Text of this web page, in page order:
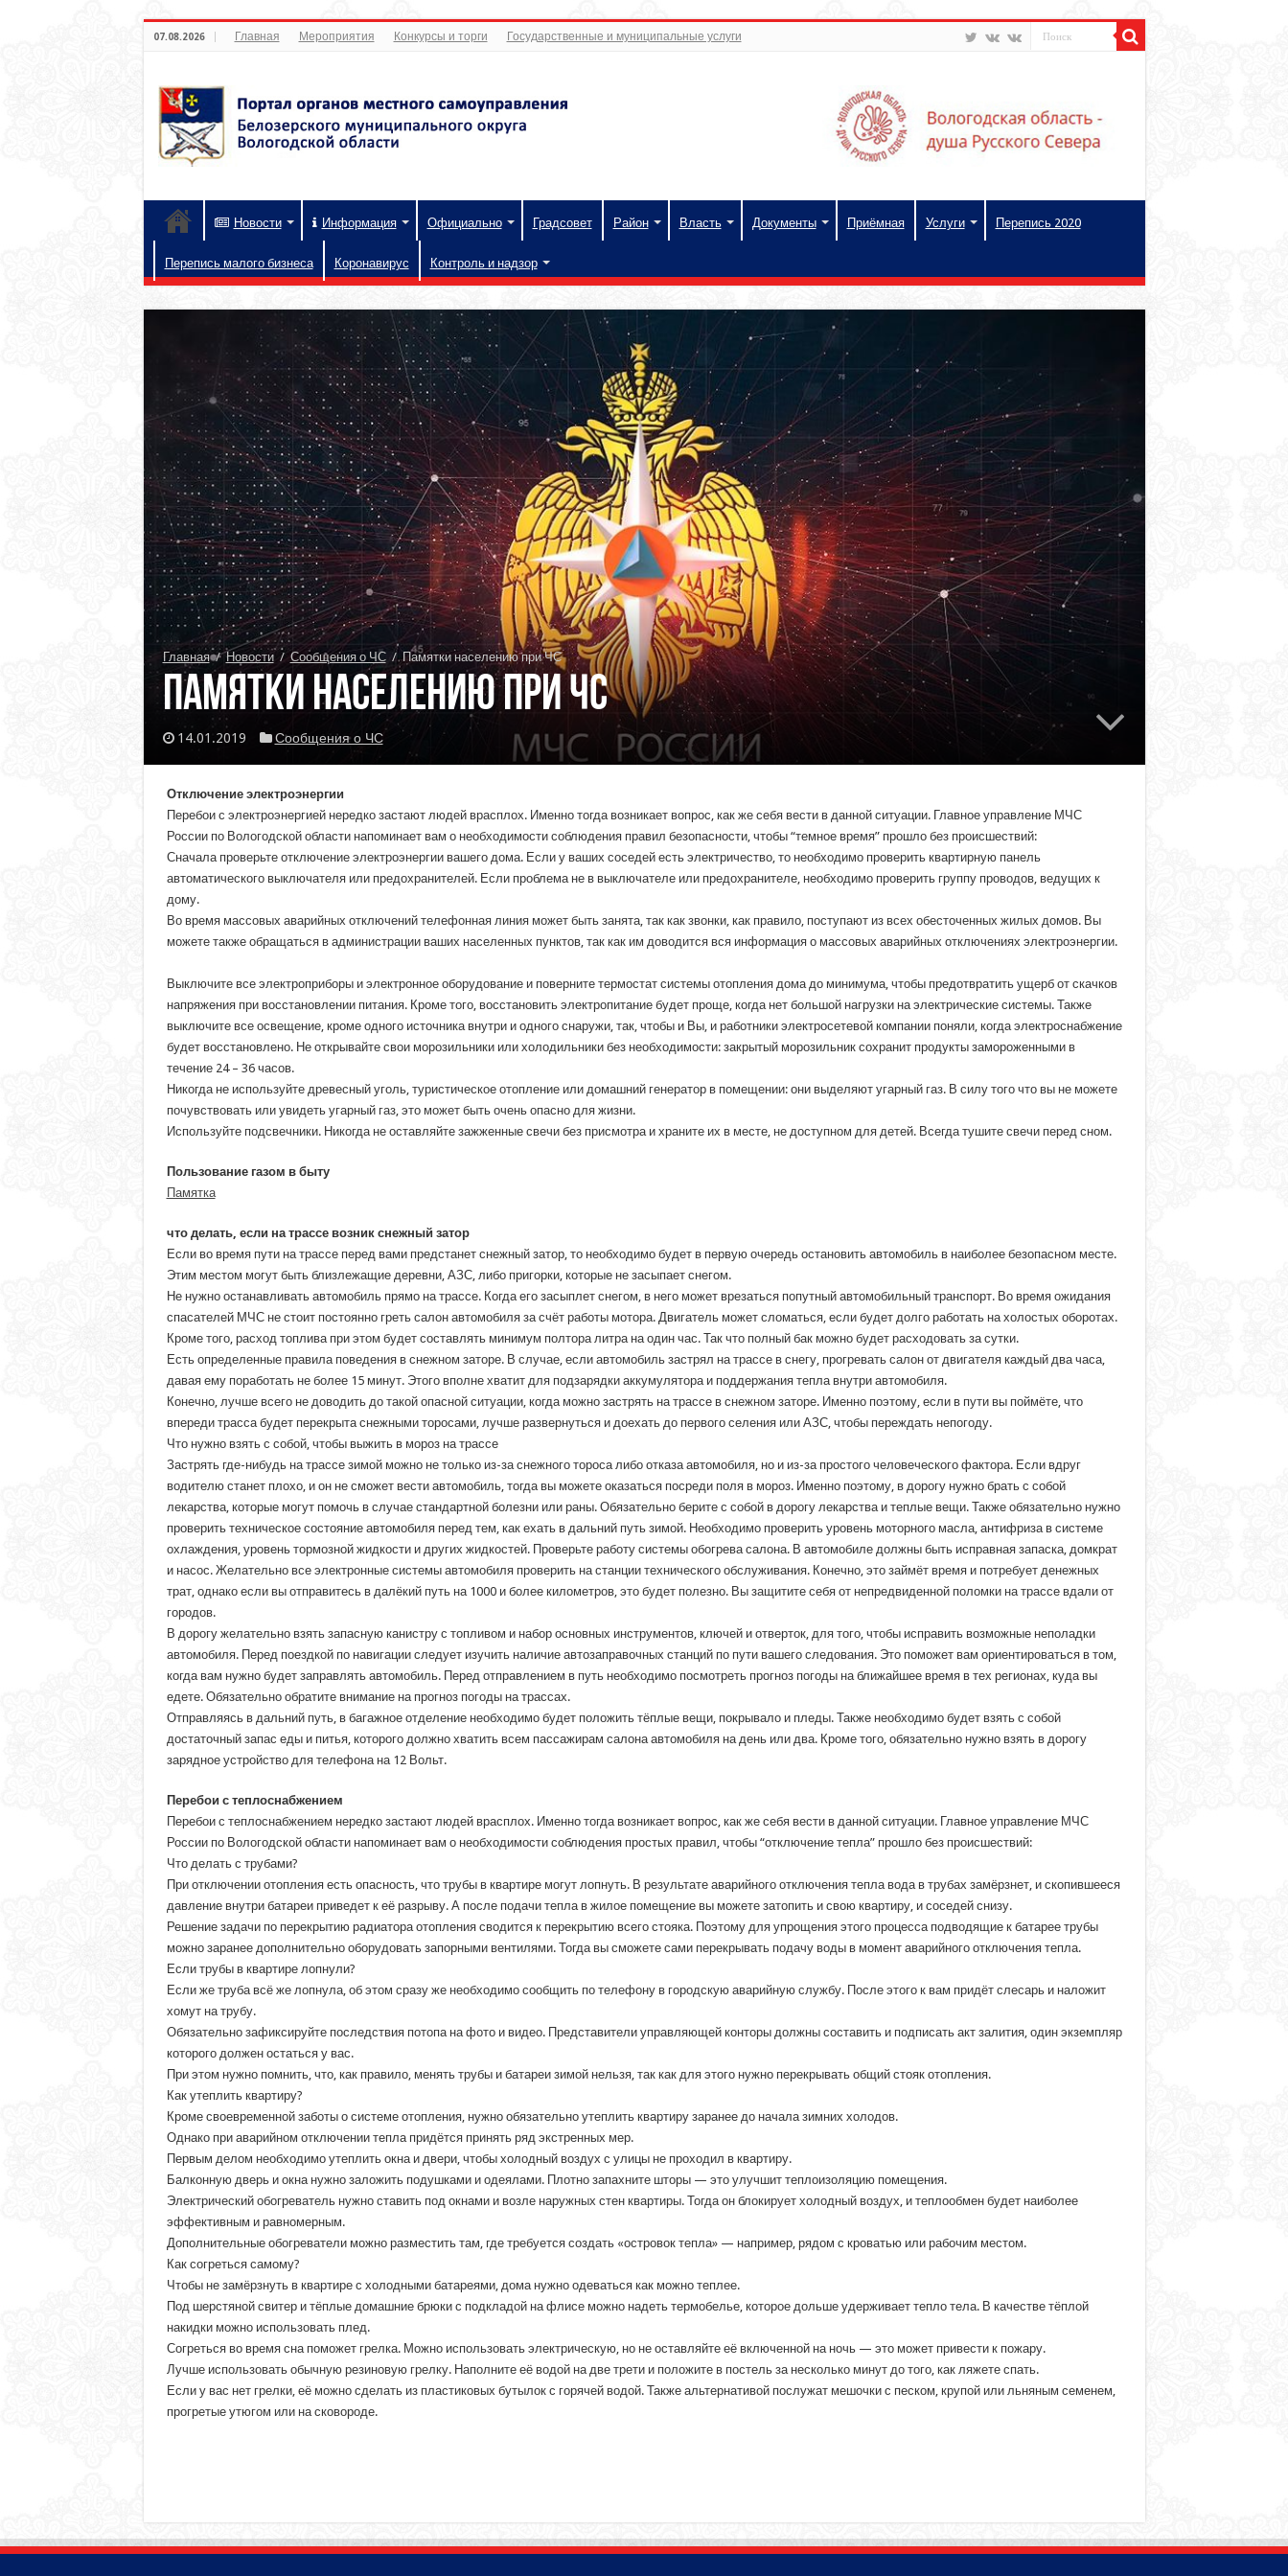
07.08.2026 Главная Мероприятия Конкурсы и торги Государственные и муниципальные услуги
Новости Информация Официально Градсовет Район Власть Документы Приёмная Услуги Перепись 2020
Перепись малого бизнеса Коронавирус Контроль и надзор
Главная / Новости / Сообщения о ЧС / Памятки населению при ЧС
Памятки населению при ЧС
14.01.2019 Сообщения о ЧС
Отключение электроэнергии
Перебои с электроэнергией нередко застают людей врасплох. Именно тогда возникает вопрос, как же себя вести в данной ситуации. Главное управление МЧС
России по Вологодской области напоминает вам о необходимости соблюдения правил безопасности, чтобы “темное время” прошло без происшествий:
Сначала проверьте отключение электроэнергии вашего дома. Если у ваших соседей есть электричество, то необходимо проверить квартирную панель
автоматического выключателя или предохранителей. Если проблема не в выключателе или предохранителе, необходимо проверить группу проводов, ведущих к
дому.
Во время массовых аварийных отключений телефонная линия может быть занята, так как звонки, как правило, поступают из всех обесточенных жилых домов. Вы
можете также обращаться в администрации ваших населенных пунктов, так как им доводится вся информация о массовых аварийных отключениях электроэнергии.
Выключите все электроприборы и электронное оборудование и поверните термостат системы отопления дома до минимума, чтобы предотвратить ущерб от скачков
напряжения при восстановлении питания. Кроме того, восстановить электропитание будет проще, когда нет большой нагрузки на электрические системы. Также
выключите все освещение, кроме одного источника внутри и одного снаружи, так, чтобы и Вы, и работники электросетевой компании поняли, когда электроснабжение
будет восстановлено. Не открывайте свои морозильники или холодильники без необходимости: закрытый морозильник сохранит продукты замороженными в
течение 24 – 36 часов.
Никогда не используйте древесный уголь, туристическое отопление или домашний генератор в помещении: они выделяют угарный газ. В силу того что вы не можете
почувствовать или увидеть угарный газ, это может быть очень опасно для жизни.
Используйте подсвечники. Никогда не оставляйте зажженные свечи без присмотра и храните их в месте, не доступном для детей. Всегда тушите свечи перед сном.
Пользование газом в быту
Памятка
что делать, если на трассе возник снежный затор
Если во время пути на трассе перед вами предстанет снежный затор, то необходимо будет в первую очередь остановить автомобиль в наиболее безопасном месте.
Этим местом могут быть близлежащие деревни, АЗС, либо пригорки, которые не засыпает снегом.
Не нужно останавливать автомобиль прямо на трассе. Когда его засыплет снегом, в него может врезаться попутный автомобильный транспорт. Во время ожидания
спасателей МЧС не стоит постоянно греть салон автомобиля за счёт работы мотора. Двигатель может сломаться, если будет долго работать на холостых оборотах.
Кроме того, расход топлива при этом будет составлять минимум полтора литра на один час. Так что полный бак можно будет расходовать за сутки.
Есть определенные правила поведения в снежном заторе. В случае, если автомобиль застрял на трассе в снегу, прогревать салон от двигателя каждый два часа,
давая ему поработать не более 15 минут. Этого вполне хватит для подзарядки аккумулятора и поддержания тепла внутри автомобиля.
Конечно, лучше всего не доводить до такой опасной ситуации, когда можно застрять на трассе в снежном заторе. Именно поэтому, если в пути вы поймёте, что
впереди трасса будет перекрыта снежными торосами, лучше развернуться и доехать до первого селения или АЗС, чтобы переждать непогоду.
Что нужно взять с собой, чтобы выжить в мороз на трассе
Застрять где-нибудь на трассе зимой можно не только из-за снежного тороса либо отказа автомобиля, но и из-за простого человеческого фактора. Если вдруг
водителю станет плохо, и он не сможет вести автомобиль, тогда вы можете оказаться посреди поля в мороз. Именно поэтому, в дорогу нужно брать с собой
лекарства, которые могут помочь в случае стандартной болезни или раны. Обязательно берите с собой в дорогу лекарства и теплые вещи. Также обязательно нужно
проверить техническое состояние автомобиля перед тем, как ехать в дальний путь зимой. Необходимо проверить уровень моторного масла, антифриза в системе
охлаждения, уровень тормозной жидкости и других жидкостей. Проверьте работу системы обогрева салона. В автомобиле должны быть исправная запаска, домкрат
и насос. Желательно все электронные системы автомобиля проверить на станции технического обслуживания. Конечно, это займёт время и потребует денежных
трат, однако если вы отправитесь в далёкий путь на 1000 и более километров, это будет полезно. Вы защитите себя от непредвиденной поломки на трассе вдали от
городов.
В дорогу желательно взять запасную канистру с топливом и набор основных инструментов, ключей и отверток, для того, чтобы исправить возможные неполадки
автомобиля. Перед поездкой по навигации следует изучить наличие автозаправочных станций по пути вашего следования. Это поможет вам ориентироваться в том,
когда вам нужно будет заправлять автомобиль. Перед отправлением в путь необходимо посмотреть прогноз погоды на ближайшее время в тех регионах, куда вы
едете. Обязательно обратите внимание на прогноз погоды на трассах.
Отправляясь в дальний путь, в багажное отделение необходимо будет положить тёплые вещи, покрывало и пледы. Также необходимо будет взять с собой
достаточный запас еды и питья, которого должно хватить всем пассажирам салона автомобиля на день или два. Кроме того, обязательно нужно взять в дорогу
зарядное устройство для телефона на 12 Вольт.
Перебои с теплоснабжением
Перебои с теплоснабжением нередко застают людей врасплох. Именно тогда возникает вопрос, как же себя вести в данной ситуации. Главное управление МЧС
России по Вологодской области напоминает вам о необходимости соблюдения простых правил, чтобы “отключение тепла” прошло без происшествий:
Что делать с трубами?
При отключении отопления есть опасность, что трубы в квартире могут лопнуть. В результате аварийного отключения тепла вода в трубах замёрзнет, и скопившееся
давление внутри батареи приведет к её разрыву. А после подачи тепла в жилое помещение вы можете затопить и свою квартиру, и соседей снизу.
Решение задачи по перекрытию радиатора отопления сводится к перекрытию всего стояка. Поэтому для упрощения этого процесса подводящие к батарее трубы
можно заранее дополнительно оборудовать запорными вентилями. Тогда вы сможете сами перекрывать подачу воды в момент аварийного отключения тепла.
Если трубы в квартире лопнули?
Если же труба всё же лопнула, об этом сразу же необходимо сообщить по телефону в городскую аварийную службу. После этого к вам придёт слесарь и наложит
хомут на трубу.
Обязательно зафиксируйте последствия потопа на фото и видео. Представители управляющей конторы должны составить и подписать акт залития, один экземпляр
которого должен остаться у вас.
При этом нужно помнить, что, как правило, менять трубы и батареи зимой нельзя, так как для этого нужно перекрывать общий стояк отопления.
Как утеплить квартиру?
Кроме своевременной заботы о системе отопления, нужно обязательно утеплить квартиру заранее до начала зимних холодов.
Однако при аварийном отключении тепла придётся принять ряд экстренных мер.
Первым делом необходимо утеплить окна и двери, чтобы холодный воздух с улицы не проходил в квартиру.
Балконную дверь и окна нужно заложить подушками и одеялами. Плотно запахните шторы — это улучшит теплоизоляцию помещения.
Электрический обогреватель нужно ставить под окнами и возле наружных стен квартиры. Тогда он блокирует холодный воздух, и теплообмен будет наиболее
эффективным и равномерным.
Дополнительные обогреватели можно разместить там, где требуется создать «островок тепла» — например, рядом с кроватью или рабочим местом.
Как согреться самому?
Чтобы не замёрзнуть в квартире с холодными батареями, дома нужно одеваться как можно теплее.
Под шерстяной свитер и тёплые домашние брюки с подкладой на флисе можно надеть термобелье, которое дольше удерживает тепло тела. В качестве тёплой
накидки можно использовать плед.
Согреться во время сна поможет грелка. Можно использовать электрическую, но не оставляйте её включенной на ночь — это может привести к пожару.
Лучше использовать обычную резиновую грелку. Наполните её водой на две трети и положите в постель за несколько минут до того, как ляжете спать.
Если у вас нет грелки, её можно сделать из пластиковых бутылок с горячей водой. Также альтернативой послужат мешочки с песком, крупой или льняным семенем,
прогретые утюгом или на сковороде.